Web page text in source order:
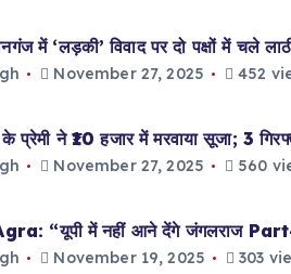
में ‘लड़की’ विवाद पर दो पक्षों में चले
November 27, 2025 452
ने ₹10 हजार में मरवाया सूजा; 3
November 27, 2025 560
“यूपी में नहीं आने देंगे जंगलराज Part-
November 19, 2025 303